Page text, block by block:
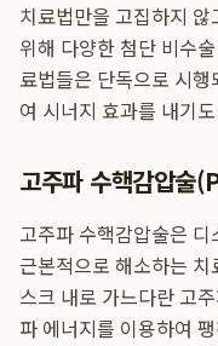
치료법만을 고집하지
위해 다양한 첨단 비수
료법들은 단독으로 시
여 시너지 효과를 내기
고주파 수핵감압술
고주파 수핵감압술은
근본적으로 해소하는
스크 내로 가느다란 고
파 에너지를 이용하여